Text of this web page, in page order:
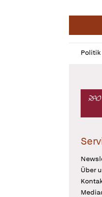
Politik
Profil
öffnen
Daz
Pur
Über